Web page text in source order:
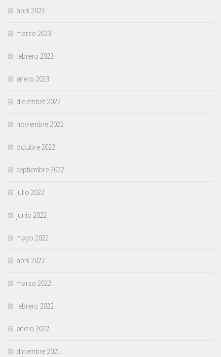
abril 2023
marzo 2023
febrero 2023
enero 2023
diciembre 2022
noviembre 2022
octubre 2022
septiembre 2022
julio 2022
junio 2022
mayo 2022
abril 2022
marzo 2022
febrero 2022
enero 2022
diciembre 2021